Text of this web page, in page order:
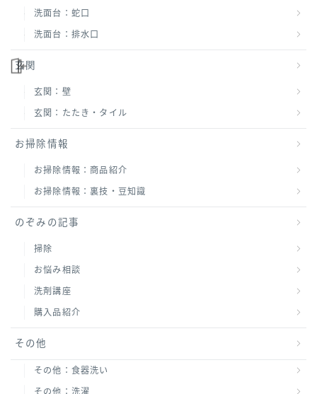
洗面台：蛇口
洗面台：排水口
玄関
玄関：壁
玄関：たたき・タイル
お掃除情報
お掃除情報：商品紹介
お掃除情報：裏技・豆知識
のぞみの記事
掃除
お悩み相談
洗剤講座
購入品紹介
その他
その他：食器洗い